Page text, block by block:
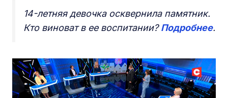
14-летняя девочка осквернила памятник.
Кто виноват в ее воспитании?Подробнее.